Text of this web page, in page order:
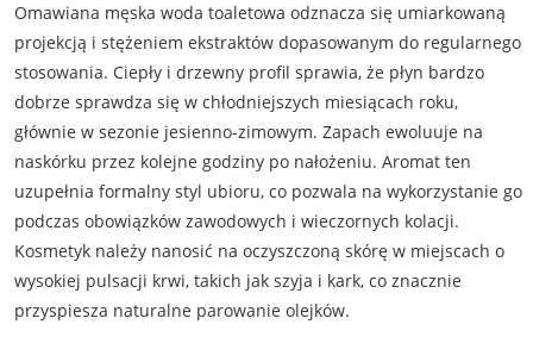
Omawiana męska woda toaletowa odznacza się umiarkowaną
projekcją i stężeniem ekstraktów dopasowanym do regularnego
stosowania. Ciepły i drzewny profil sprawia, że płyn bardzo
dobrze sprawdza się w chłodniejszych miesiącach roku,
głównie w sezonie jesienno-zimowym. Zapach ewoluuje na
naskórku przez kolejne godziny po nałożeniu. Aromat ten
uzupełnia formalny styl ubioru, co pozwala na wykorzystanie go
podczas obowiązków zawodowych i wieczornych kolacji.
Kosmetyk należy nanosić na oczyszczoną skórę w miejscach o
wysokiej pulsacji krwi, takich jak szyja i kark, co znacznie
przyspiesza naturalne parowanie olejków.